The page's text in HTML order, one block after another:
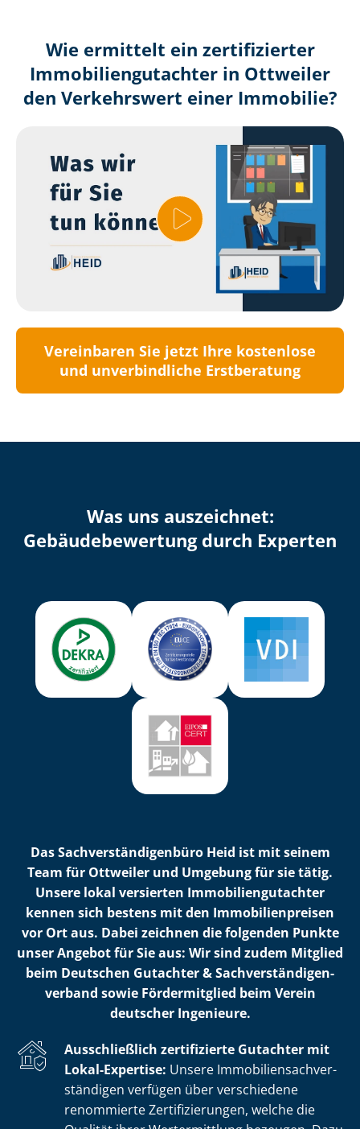
Wie ermittelt ein zertifizierter
Immobilien­gutachter in Ottweiler
den Verkehrswert einer Immobilie?
Vereinbaren Sie jetzt Ihre kostenlose
und unverbindliche Erstberatung
Was uns auszeichnet:
Ge­bäu­de­be­wer­tung durch Experten
Das Sach­ver­stän­di­gen­bü­ro Heid ist mit seinem
Team für Ottweiler und Umgebung für sie tätig.
Unsere lokal versierten Im­mo­bi­li­en­gut­ach­ter
kennen sich bestens mit den Im­mo­bi­li­en­prei­sen
vor Ort aus. Dabei zeichnen die folgenden Punkte
unser Angebot für Sie aus: Wir sind zudem Mitglied
beim Deutschen Gutachter & Sach­ver­stän­di­gen­
ver­band sowie Fördermitglied beim Verein
deutscher Ingenieure.
Ausschließlich zertifizierte Gutachter mit
Lokal-Expertise: Unsere Im­mo­bi­li­en­sach­ver­
stän­di­gen verfügen über verschiedene
renommierte Zer­ti­fi­zie­run­gen, welche die